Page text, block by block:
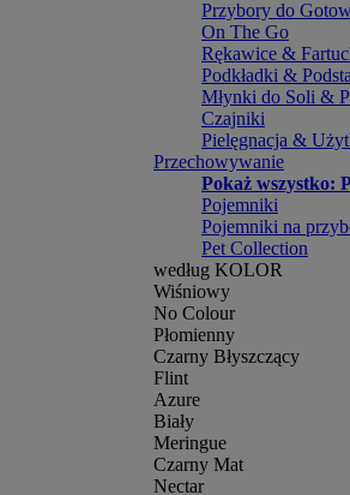
Przybory do
On The Go
Rękawice &
Podkładki &
Młynki do Soli &
Czajniki
Pielęgnacja &
Przechowywanie
Pokaż wszystko:
Pojemniki
Pojemniki na
Pet Collection
według KOLOR
Wiśniowy
No Colour
Płomienny
Czarny Błyszczący
Flint
Azure
Biały
Meringue
Czarny Mat
Nectar